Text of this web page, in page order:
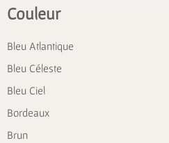
Couleur
Bleu Atlantique
Bleu Céleste
Bleu Ciel
Bordeaux
Brun